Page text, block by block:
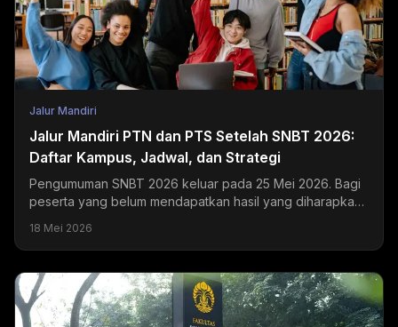
Jalur Mandiri
Jalur Mandiri PTN dan PTS Setelah SNBT 2026:
Daftar Kampus, Jadwal, dan Strategi
Pengumuman SNBT 2026 keluar pada 25 Mei 2026. Bagi
peserta yang belum mendapatkan hasil yang diharapkan,
18 Mei 2026